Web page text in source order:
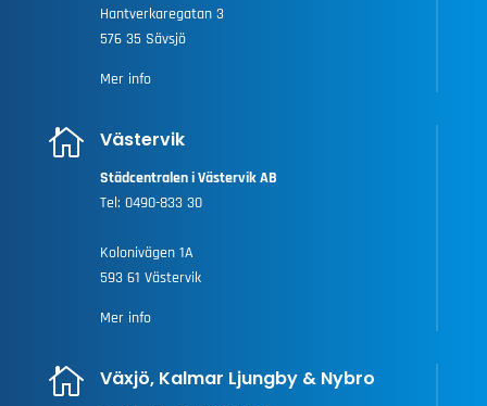
Hantverkaregatan 3
576 35 Sävsjö
Mer info
 Västervik
Städcentralen i Västervik AB
Tel: 0490-833 30
Kolonivägen 1A
593 61 Västervik
Mer info
 Växjö, Kalmar Ljungby & Nybro